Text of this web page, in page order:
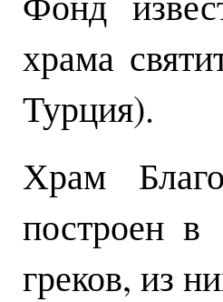
храма
Турция).
Храм
построен
греков, из